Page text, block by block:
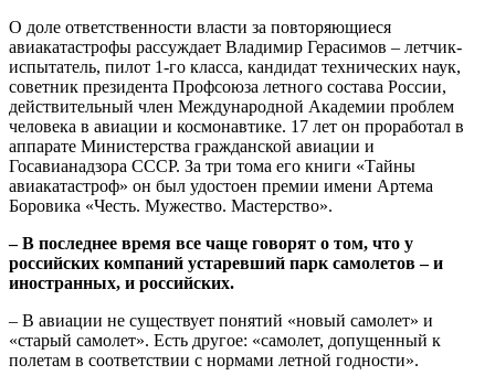
О доле ответственности власти за повторяющиеся
авиакатастрофы рассуждает Владимир Герасимов – летчик-
испытатель, пилот 1-го класса, кандидат технических наук,
советник президента Профсоюза летного состава России,
действительный член Международной Академии проблем
человека в авиации и космонавтике. 17 лет он проработал в
аппарате Министерства гражданской авиации и
Госавианадзора СССР. За три тома его книги «Тайны
авиакатастроф» он был удостоен премии имени Артема
Боровика «Честь. Мужество. Мастерство».
– В последнее время все чаще говорят о том, что у
российских компаний устаревший парк самолетов – и
иностранных, и российских.
– В авиации не существует понятий «новый самолет» и
«старый самолет». Есть другое: «самолет, допущенный к
полетам в соответствии с нормами летной годности».